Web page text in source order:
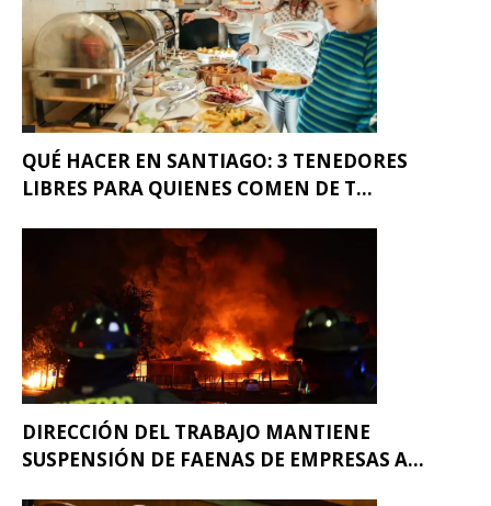
QUÉ HACER EN SANTIAGO: 3 TENEDORES
LIBRES PARA QUIENES COMEN DE T...
DIRECCIÓN DEL TRABAJO MANTIENE
SUSPENSIÓN DE FAENAS DE EMPRESAS A...